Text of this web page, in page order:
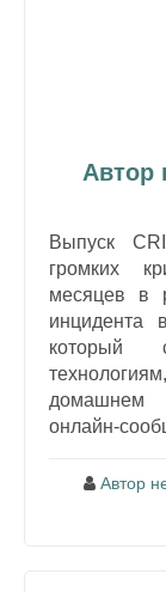
Автор
Выпуск
громких
месяцев в
инцидента
который
Автор